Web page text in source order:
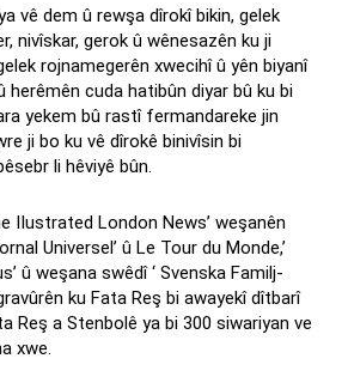
vê dem û rewşa dîrokî bikin, gelek
nivîskar, gerok û wênesazên ku ji
rojnamegerên xwecihî û yên biyanî
herêmên cuda hatibûn diyar bû ku bi
yekem bû rastî fermandareke jin
ji bo ku vê dîrokê binivîsin bi
li hêviyê bûn.
IIustrated London News’ weşanên
Universel’ û Le Tour du Monde,’
û weşana swêdî ‘ Svenska Familj-
ku Fata Reş bi awayekî dîtbarî
Reş a Stenbolê ya bi 300 siwariyan ve
xwe.